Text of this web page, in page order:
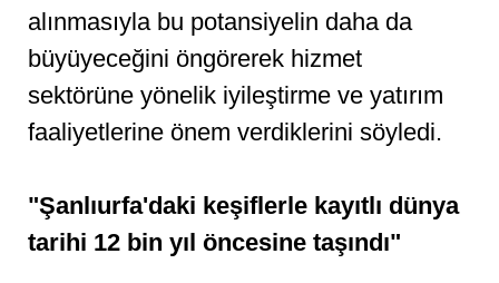
alınmasıyla bu potansiyelin daha da
büyüyeceğini öngörerek hizmet
sektörüne yönelik iyileştirme ve yatırım
faaliyetlerine önem verdiklerini söyledi.
"Şanlıurfa'daki keşiflerle kayıtlı dünya
tarihi 12 bin yıl öncesine taşındı"